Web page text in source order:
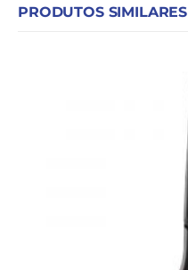
PRODUTOS SIMILARES